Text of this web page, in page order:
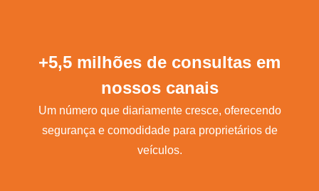
+5,5 milhões de consultas em
nossos canais
Um número que diariamente cresce, oferecendo
segurança e comodidade para proprietários de
veículos.